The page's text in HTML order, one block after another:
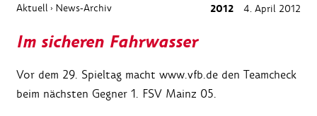
Aktuell › News-Archiv 2012 4. April 2012
Im sicheren Fahrwasser
Vor dem 29. Spieltag macht www.vfb.de den Teamcheck
beim nächsten Gegner 1. FSV Mainz 05.